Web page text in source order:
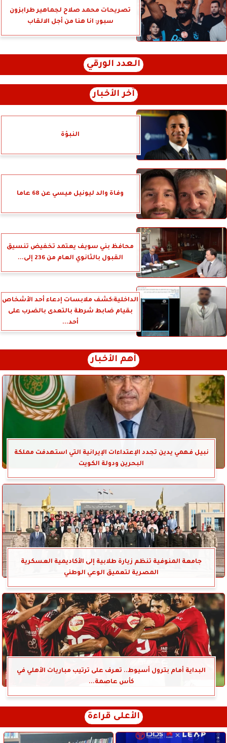
تصريحات محمد صلاح لجماهير طرابزون
سبور: انا هنا من أجل الالقاب
العدد الورقي
آخر الأخبار
النبؤة
وفاة والد ليونيل ميسي عن 68 عاما
محافظ بني سويف يعتمد تخفيض تنسيق
القبول بالثانوي العام من 236 إلى...
الداخلية:كشف ملابسات إدعاء أحد الأشخاص
بقيام ضابط شرطة بالتعدى بالضرب على
أحد...
أهم الأخبار
نبيل فهمي يدين تجدد الإعتداءات الإيرانية التي استهدفت مملكة
البحرين ودولة الكويت
جامعة المنوفية تنظم زيارة طلابية إلى الأكاديمية العسكرية
المصرية لتعميق الوعي الوطني
البداية أمام بترول أسيوط.. تعرف على ترتيب مباريات الأهلي في
كأس عاصمة...
الأعلى قراءة